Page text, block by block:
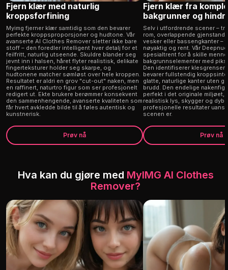
Fjern klær med naturlig
kroppsforfining
Myimg fjerner klær samtidig som den bevarer
perfekte kroppsproporsjoner og hudtone. Vår
avanserte AI Clothes Remover sletter ikke bare
stoff – den foredler intelligent hver detalj for et
feilfritt, naturlig utseende. Skuldre blander seg
jevnt inn i halsen, håret flyter realistisk, delikate
fingerteksturer holder seg skarpe, og
hudtonene matcher sømløst over hele kroppen.
Resultatet er aldri en grov "cut-out" naken, men
en raffinert, naturtro figur som ser profesjonelt
redigert ut. Ekte brukere berømmer konsekvent
den sammenhengende, avanserte kvaliteten som
får hvert avkledde bilde til å føles autentisk og
kunstnerisk.
Prøv nå
Fjern klær fra
bakgrunner og
Selv i utfordrende scener –
rom, overlappende
vesker eller bassengkanter –
nøyaktig og rent. Vår
spesialtrent for å skille
bakgrunnselementer med
Den identifiserer klesgrenser
bevarer fullstendig
glatte, naturlige kanter uten
brudd. Den endelige
perfekt i det originale miljøet,
realistisk lys, skygger og
profesjonelle resultater
scenen er.
Prøv nå
Hva kan du gjøre med MyIMG AI Clothes
Remover?